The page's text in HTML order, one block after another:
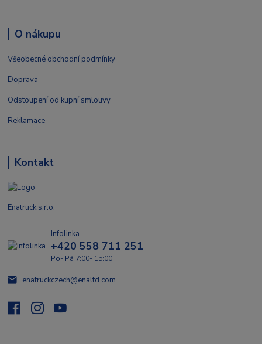
O nákupu
Všeobecné obchodní podmínky
Doprava
Odstoupení od kupní smlouvy
Reklamace
Kontakt
Enatruck s.r.o.
Infolinka
+420 558 711 251
Po- Pá 7:00- 15:00
enatruckczech@enaltd.com